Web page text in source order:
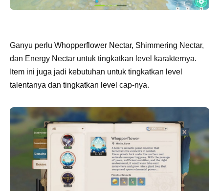
Ganyu perlu Whopperflower Nectar, Shimmering Nectar,
dan Energy Nectar untuk tingkatkan level karakternya.
Item ini juga jadi kebutuhan untuk tingkatkan level
talentanya dan tingkatkan level cap-nya.